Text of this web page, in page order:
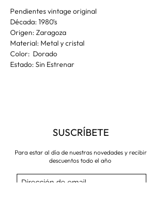
Pendientes vintage original
Década: 1980's
Origen: Zaragoza
Material: Metal y cristal
Color: Dorado
Estado: Sin Estrenar
SUSCRÍBETE
Para estar al día de nuestras novedades y recibir
descuentos todo el año